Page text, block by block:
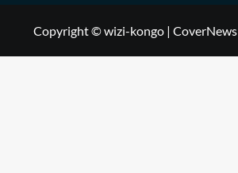
Copyright © wizi-kongo | CoverNews